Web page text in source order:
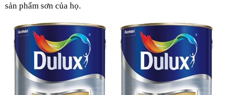
sản phẩm sơn của họ.